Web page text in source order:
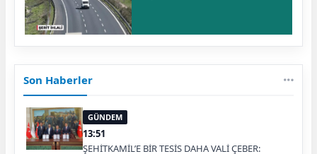
Son Haberler
GÜNDEM
13:51
ŞEHİTKAMİL’E BİR TESİS DAHA VALİ ÇEBER: